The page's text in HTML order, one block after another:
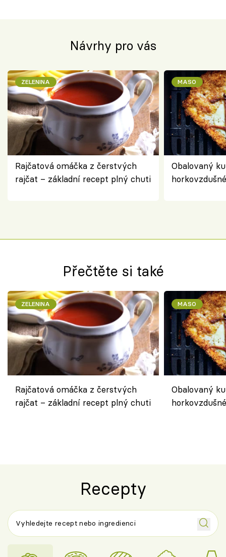
Návrhy pro vás
ZELENINA
Rajčatová omáčka z čerstvých
rajčat – základní recept plný chuti
MASO
Obalovaný
Přečtěte si také
ZELENINA
Rajčatová omáčka z čerstvých
rajčat – základní recept plný chuti
MASO
Obalovaný
Recepty